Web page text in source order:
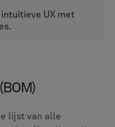
tot
PLM-systeem
integratie met
en